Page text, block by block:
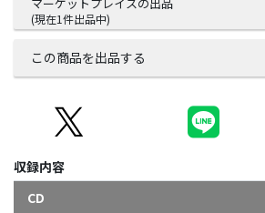
(現在1件出品中)
この商品を出品する
収録内容
CD